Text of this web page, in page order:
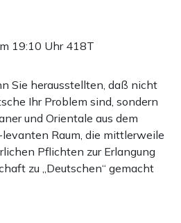
19:10 Uhr 418T
Sie herausstellten, daß nicht
Ihr Problem sind, sondern
und Orientale aus dem
Raum, die mittlerweile
Pflichten zur Erlangung
zu „Deutschen“ gemacht